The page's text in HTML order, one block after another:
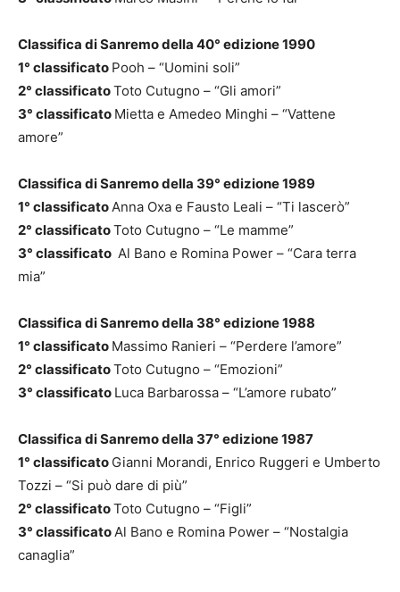
Classifica di Sanremo della 40° edizione 1990
1° classificato Pooh – “Uomini soli”
2° classificatoToto Cutugno – “Gli amori”
3° classificato Mietta e Amedeo Minghi – “Vattene
amore”
Classifica di Sanremo della 39° edizione 1989
1° classificatoAnna Oxa e Fausto Leali – “Ti lascerò”
2° classificatoToto Cutugno – “Le mamme”
3° classificato Al Bano e Romina Power – “Cara terra
mia”
Classifica di Sanremo della 38° edizione 1988
1° classificato Massimo Ranieri – “Perdere l’amore”
2° classificatoToto Cutugno – “Emozioni”
3° classificato Luca Barbarossa – “L’amore rubato”
Classifica di Sanremo della 37° edizione 1987
1° classificato Gianni Morandi, Enrico Ruggeri e Umberto
Tozzi – “Si può dare di più”
2° classificatoToto Cutugno – “Figli”
3° classificatoAl Bano e Romina Power – “Nostalgia
canaglia”